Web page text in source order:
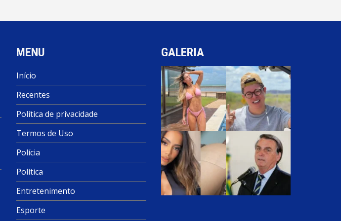
MENU
Início
Recentes
Política de privacidade
Termos de Uso
Polícia
Política
Entretenimento
Esporte
GALERIA